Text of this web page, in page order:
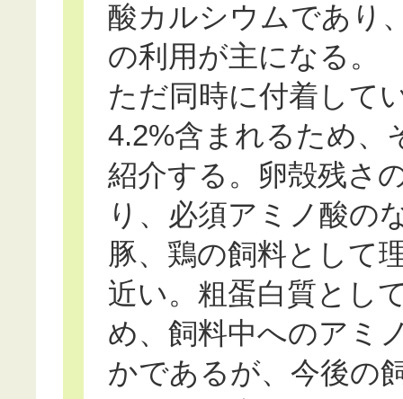
酸カルシウムであり
の利用が主になる。
ただ同時に付着して
4.2%含まれるため、
紹介する。卵殻残さ
り、必須アミノ酸の
豚、鶏の飼料として
近い。粗蛋白質とし
め、飼料中へのアミ
かであるが、今後の